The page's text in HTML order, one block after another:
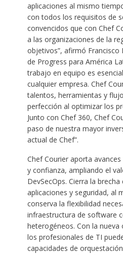
aplicaciones al mismo
con todos los requisitos de
convencidos que con Chef
a las organizaciones de la
objetivos”, afirmó Francisco
de Progress para América
trabajo en equipo es
cualquier empresa. Chef
talentos, herramientas y
perfección al optimizar los
Junto con Chef 360, Chef
paso de nuestra mayor
actual de Chef”.
Chef Courier aporta
y confianza, ampliando el
DevSecOps. Cierra la
aplicaciones y seguridad, al
conserva la flexibilidad
infraestructura de software
heterogéneos. Con la nueva
los profesionales de TI
capacidades de